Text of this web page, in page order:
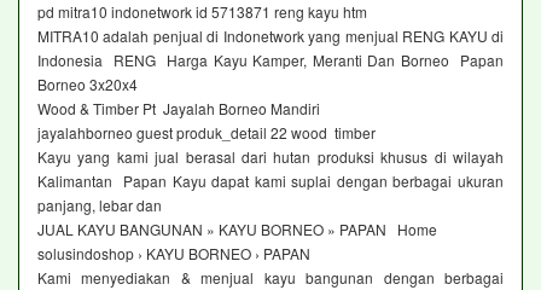
pd mitra10 indonetwork id 5713871 reng kayu htm
MITRA10 adalah penjual di Indonetwork yang menjual RENG KAYU di
Indonesia RENG Harga Kayu Kamper, Meranti Dan Borneo Papan
Borneo 3x20x4
Wood & Timber Pt Jayalah Borneo Mandiri
jayalahborneo guest produk_detail 22 wood timber
Kayu yang kami jual berasal dari hutan produksi khusus di wilayah
Kalimantan Papan Kayu dapat kami suplai dengan berbagai ukuran
panjang, lebar dan
JUAL KAYU BANGUNAN » KAYU BORNEO » PAPAN Home
solusindoshop › KAYU BORNEO › PAPAN
Kami menyediakan & menjual kayu bangunan dengan berbagai